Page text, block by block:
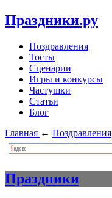
Праздники.ру
Поздравления
Тосты
Сценарии
Игры и конкурсы
Частушки
Статьи
Блог
Главная ← Поздравления
Праздники